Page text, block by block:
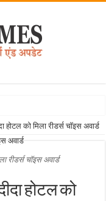
को मिला रीडर्स चॉइस अवार्ड
रीडर्स चॉइस अवार्ड
होटल को